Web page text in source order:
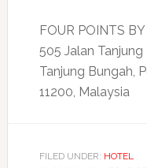
FOUR POINTS
505 Jalan Tanjung
Tanjung Bungah,
11200, Malaysia
FILED UNDER: HOTEL